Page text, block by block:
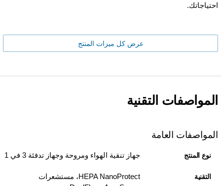
احتياجاتك.
عرض كل ميزات المنتج
المواصفات التقنية
المواصفات العامة
نوع المنتج جهاز تنقية الهواء ومروحة وجهاز تدفئة 3 في 1
التقنية
HEPA NanoProtect، مستشعرات